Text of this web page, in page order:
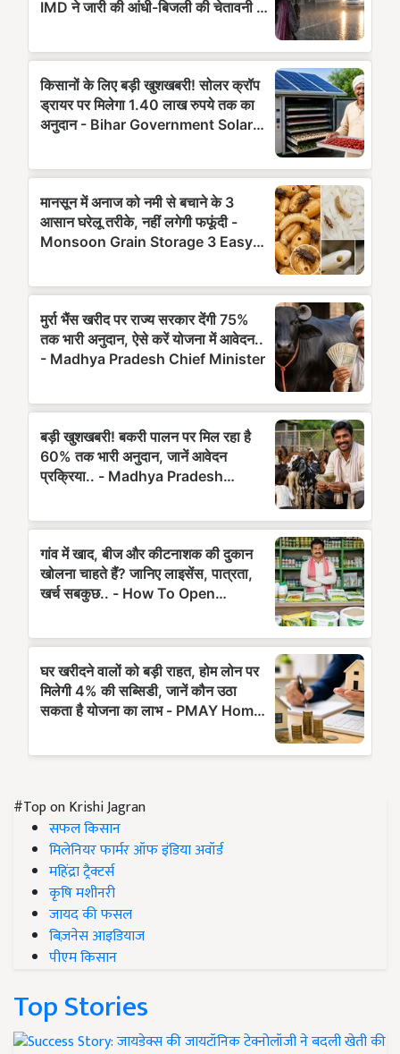
#Top on Krishi Jagran
सफल किसान
मिलेनियर फार्मर ऑफ इंडिया अवॉर्ड
महिंद्रा ट्रैक्टर्स
कृषि मशीनरी
जायद की फसल
बिज़नेस आइडियाज
पीएम किसान
Top Stories